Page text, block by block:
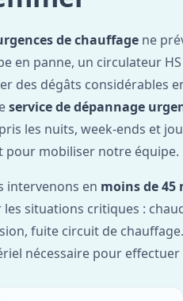
de chauffage ne
en panne, un circulateur
des dégâts considérables
service de dépannage
les nuits, week-ends et
pour mobiliser notre équipe.
intervenons en moins de 45
les situations critiques :
fuite circuit de
nécessaire pour